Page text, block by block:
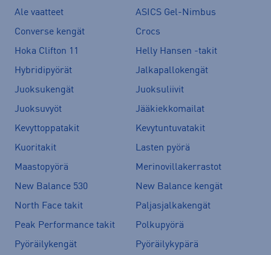
Ale vaatteet
ASICS Gel-Nimbus
Converse kengät
Crocs
Hoka Clifton 11
Helly Hansen -takit
Hybridipyörät
Jalkapallokengät
Juoksukengät
Juoksuliivit
Juoksuvyöt
Jääkiekkomailat
Kevyttoppatakit
Kevytuntuvatakit
Kuoritakit
Lasten pyörä
Maastopyörä
Merinovillakerrastot
New Balance 530
New Balance kengät
North Face takit
Paljasjalkakengät
Peak Performance takit
Polkupyörä
Pyöräilykengät
Pyöräilykypärä